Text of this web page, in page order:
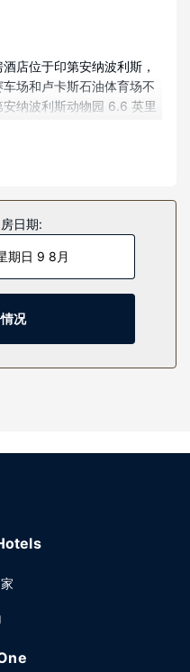
店位于印第安纳波利斯，
场和卢卡斯石油体育场不
纳波利斯动物园 6.6 英里
英寸平板电视可满足您的
方便您与朋友保持联系。
要求提供提供客房服务。
便利服务和设施。
带式早餐。
日期:
期日 9 8月
况